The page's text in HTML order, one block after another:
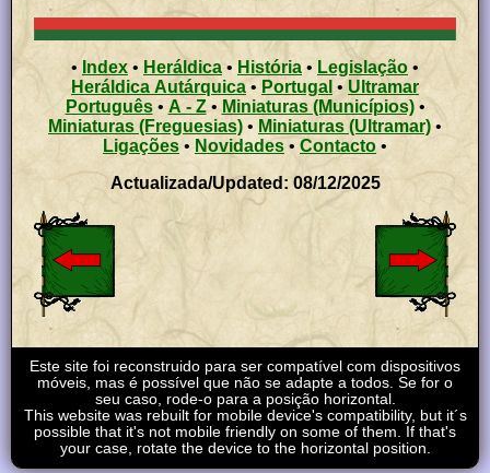
• Index• Heráldica • História • Legislação •
Heráldica Autárquica• Portugal • Ultramar
Português• A - Z• Miniaturas (Municípios)•
Miniaturas (Freguesias) • Miniaturas (Ultramar) •
Ligações • Novidades • Contacto •
Actualizada/Updated: 08/12/2025
Este site foi reconstruido para ser compatível com dispositivos
móveis, mas é possível que não se adapte a todos. Se for o
seu caso, rode-o para a posição horizontal.
This website was rebuilt for mobile device's compatibility, but it´s
possible that it's not mobile friendly on some of them. If that's
your case, rotate the device to the horizontal position.